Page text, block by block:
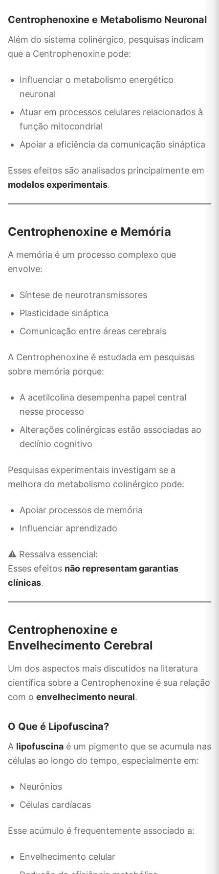
Centrophenoxine e Metabolismo Neuronal
Além do sistema colinérgico, pesquisas indicam
que a Centrophenoxine pode:
Influenciar o metabolismo energético
neuronal
Atuar em processos celulares relacionados à
função mitocondrial
Apoiar a eficiência da comunicação sináptica
Esses efeitos são analisados principalmente em
modelos experimentais.
Centrophenoxine e Memória
A memória é um processo complexo que
envolve:
Síntese de neurotransmissores
Plasticidade sináptica
Comunicação entre áreas cerebrais
A Centrophenoxine é estudada em pesquisas
sobre memória porque:
A acetilcolina desempenha papel central
nesse processo
Alterações colinérgicas estão associadas ao
declínio cognitivo
Pesquisas experimentais investigam se a
melhora do metabolismo colinérgico pode:
Apoiar processos de memória
Influenciar aprendizado
⚠️ Ressalva essencial:
Esses efeitos não representam garantias
clínicas.
Centrophenoxine e
Envelhecimento Cerebral
Um dos aspectos mais discutidos na literatura
científica sobre a Centrophenoxine é sua relação
com o envelhecimento neural.
O Que é Lipofuscina?
A lipofuscina é um pigmento que se acumula nas
células ao longo do tempo, especialmente em:
Neurônios
Células cardíacas
Esse acúmulo é frequentemente associado a:
Envelhecimento celular